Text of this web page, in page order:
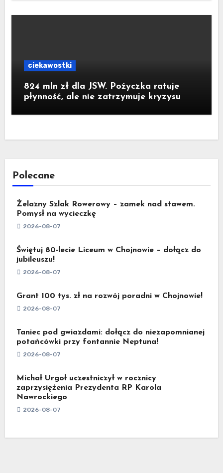
ciekawostki
824 mln zł dla JSW. Pożyczka ratuje
płynność, ale nie zatrzymuje kryzysu
Polecane
Żelazny Szlak Rowerowy – zamek nad stawem.
Pomysł na wycieczkę
2026-08-07
Świętuj 80-lecie Liceum w Chojnowie – dołącz do
jubileuszu!
2026-08-07
Grant 100 tys. zł na rozwój poradni w Chojnowie!
2026-08-07
Taniec pod gwiazdami: dołącz do niezapomnianej
potańcówki przy fontannie Neptuna!
2026-08-07
Michał Urgoł uczestniczył w rocznicy
zaprzysiężenia Prezydenta RP Karola
Nawrockiego
2026-08-07